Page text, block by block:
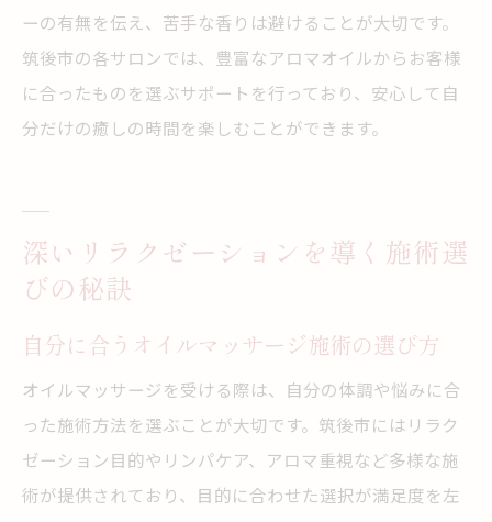
ーの有無を伝え、苦手な香りは避けることが大切です。
筑後市の各サロンでは、豊富なアロマオイルからお客様
に合ったものを選ぶサポートを行っており、安心して自
分だけの癒しの時間を楽しむことができます。
深いリラクゼーションを導く施術選
びの秘訣
自分に合うオイルマッサージ施術の選び方
オイルマッサージを受ける際は、自分の体調や悩みに合
った施術方法を選ぶことが大切です。筑後市にはリラク
ゼーション目的やリンパケア、アロマ重視など多様な施
術が提供されており、目的に合わせた選択が満足度を左